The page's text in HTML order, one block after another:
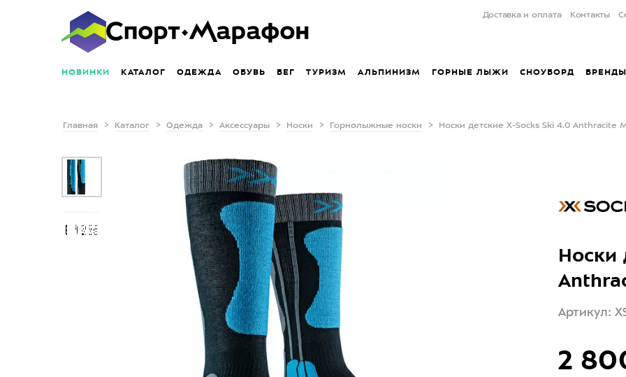
Доставка и оплата Контакты
НОВИНКИ КАТАЛОГ ОДЕЖДА ОБУВЬ БЕГ ТУРИЗМ АЛЬПИНИЗМ ГОРНЫЕ ЛЫЖИ СНОУБОРД БРЕНДЫ
Главная Каталог Одежда Аксессуары Носки Горнолыжные носки Носки детские X-Socks Ski 4.0 Anthracite
Носки
Артикул:
2